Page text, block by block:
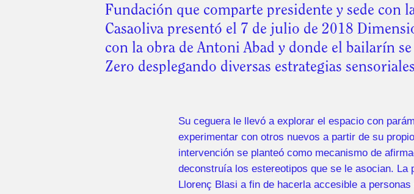
Fundación que comparte presidente y sede con
Casaoliva presentó el 7 de julio de 2018
con la obra de Antoni Abad y donde el bailarín
Zero desplegando diversas estrategias
Su ceguera le llevó a explorar el espacio con
experimentar con otros nuevos a partir de su
intervención se planteó como mecanismo de
deconstruía los estereotipos que se le asocian.
Llorenç Blasi a fin de hacerla accesible a